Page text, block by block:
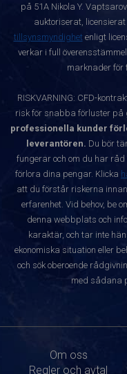
på 51A Nikola Y.
auktoriserat,
tillsynsmyndighetenligt
verkar i full
marknader för
RISKVARNING: CFD-
risk för snabba förluster på
professionella kunder
leverantören. Du bör
fungerar och om du har
förlora dina pengar. Klicka
att du förstår riskerna
erfarenhet. Vid behov, be
denna webbplats och
karaktär, och tar inte
ekonomiska situation eller
och sök oberoende
med sådana
Om oss
Regler och avtal